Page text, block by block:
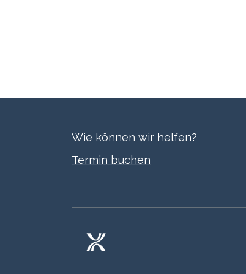
Wie können wir helfen?
Termi​n buchen